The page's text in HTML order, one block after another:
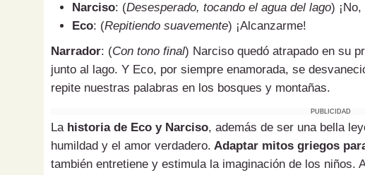
Narciso: (Desesperado, tocando el agua del lago)
Eco: (Repitiendo suavemente) ¡Alcanzarme!
Narrador: (Con tono final) Narciso quedó atrapado en su
junto al lago. Y Eco, por siempre enamorada, se
repite nuestras palabras en los bosques y montañas.
PUBLICIDAD
La historia de Eco y Narciso, además de ser una bella
humildad y el amor verdadero. Adaptar mitos griegos
también entretiene y estimula la imaginación de los niños.